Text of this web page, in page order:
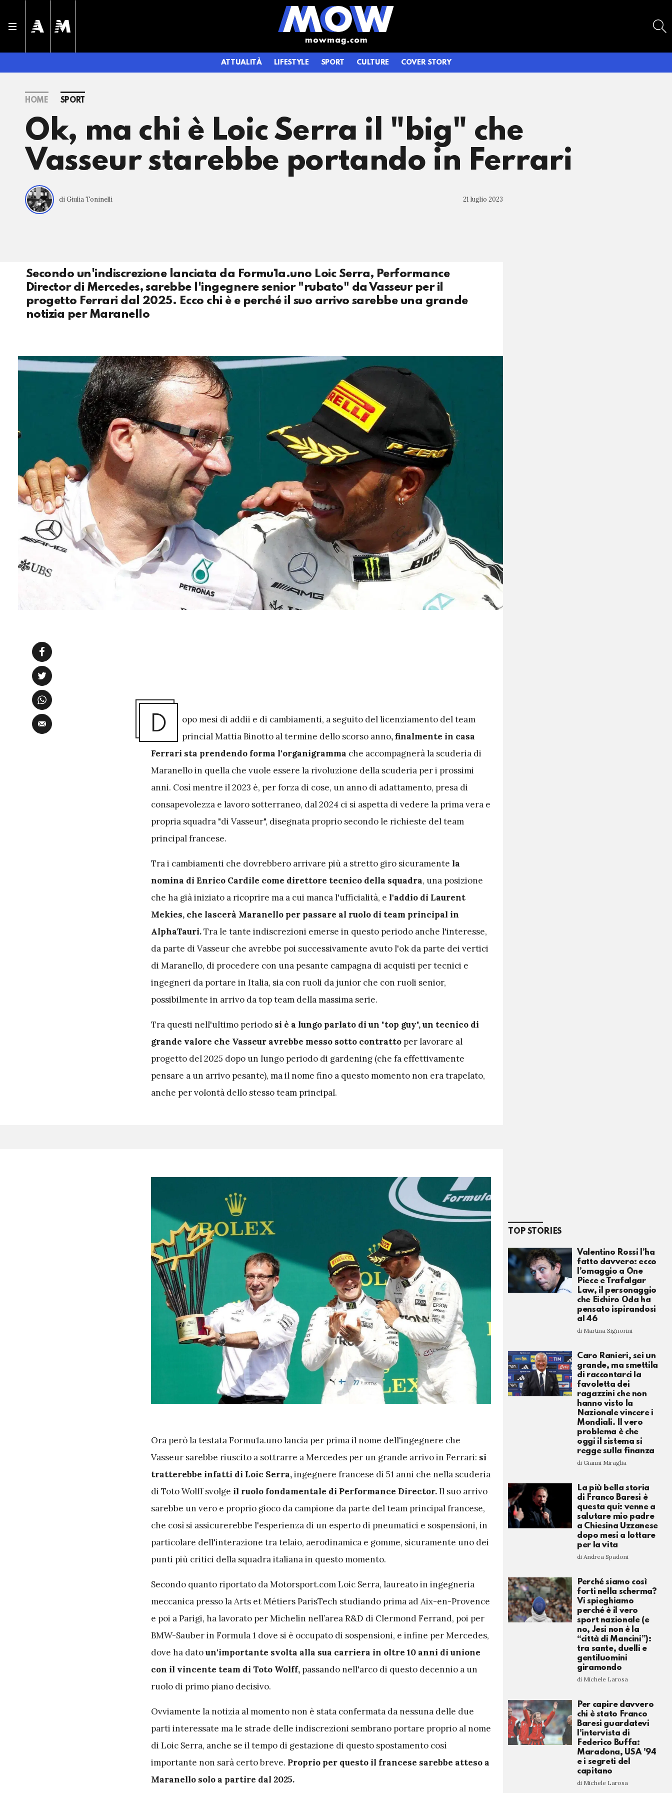
ATTUALITÀ LIFESTYLE SPORT CULTURE COVER STORY
HOME SPORT
Ok, ma chi è Loic Serra il "big" che
Vasseur starebbe portando in Ferrari
di Giulia Toninelli 21 luglio 2023
Secondo un'indiscrezione lanciata da Formu1a.uno Loic Serra, Performance
Director di Mercedes, sarebbe l'ingegnere senior "rubato" da Vasseur per il
progetto Ferrari dal 2025. Ecco chi è e perché il suo arrivo sarebbe una grande
notizia per Maranello
D
opo mesi di addii e di cambiamenti, a seguito del licenziamento del team
princial Mattia Binotto al termine dello scorso anno, finalmente in casa
Ferrari sta prendendo forma l'organigramma che accompagnerà la scuderia di
Maranello in quella che vuole essere la rivoluzione della scuderia per i prossimi
anni. Così mentre il 2023 è, per forza di cose, un anno di adattamento, presa di
consapevolezza e lavoro sotterraneo, dal 2024 ci si aspetta di vedere la prima vera e
propria squadra "di Vasseur", disegnata proprio secondo le richieste del team
principal francese.
Tra i cambiamenti che dovrebbero arrivare più a stretto giro sicuramente la
nomina di Enrico Cardile come direttore tecnico della squadra, una posizione
che ha già iniziato a ricoprire ma a cui manca l'ufficialità, e l'addio di Laurent
Mekies, che lascerà Maranello per passare al ruolo di team principal in
AlphaTauri.Tra le tante indiscrezioni emerse in questo periodo anche l'interesse,
da parte di Vasseur che avrebbe poi successivamente avuto l'ok da parte dei vertici
di Maranello, di procedere con una pesante campagna di acquisti per tecnici e
ingegneri da portare in Italia, sia con ruoli da junior che con ruoli senior,
possibilmente in arrivo da top team della massima serie.
Tra questi nell'ultimo periodo si è a lungo parlato di un "top guy", un tecnico di
grande valore che Vasseur avrebbe messo sotto contratto per lavorare al
progetto del 2025 dopo un lungo periodo di gardening (che fa effettivamente
pensare a un arrivo pesante), ma il nome fino a questo momento non era trapelato,
anche per volontà dello stesso team principal.
Ora però la testata Formu1a.uno lancia per prima il nome dell'ingegnere che
Vasseur sarebbe riuscito a sottrarre a Mercedes per un grande arrivo in Ferrari: si
tratterebbe infatti di Loic Serra,ingegnere francese di 51 anni che nella scuderia
di Toto Wolff svolge il ruolo fondamentale di Performance Director.Il suo arrivo
sarebbe un vero e proprio gioco da campione da parte del team principal francese,
che così si assicurerebbe l'esperienza di un esperto di pneumatici e sospensioni, in
particolare dell'interazione tra telaio, aerodinamica e gomme, sicuramente uno dei
punti più critici della squadra italiana in questo momento.
Secondo quanto riportato da Motorsport.com Loic Serra, laureato in ingegneria
meccanica presso la Arts et Métiers ParisTech studiando prima ad Aix-en-Provence
e poi a Parigi, ha lavorato per Michelin nell’area R&D di Clermond Ferrand, poi per
BMW-Sauber in Formula 1 dove si è occupato di sospensioni, e infine per Mercedes,
dove ha datoun'importante svolta alla sua carriera in oltre 10 anni di unione
con il vincente team di Toto Wolff, passando nell'arco di questo decennio a un
ruolo di primo piano decisivo.
Ovviamente la notizia al momento non è stata confermata da nessuna delle due
parti interessate ma le strade delle indiscrezioni sembrano portare proprio al nome
di Loic Serra, anche se il tempo di gestazione di questo spostamento così
importante non sarà certo breve. Proprio per questo il francese sarebbe atteso a
Maranello solo a partire dal 2025.
TOP STORIES
Valentino Rossi l’ha
fatto davvero: ecco
l’omaggio a One
Piece e Trafalgar
Law, il personaggio
che Eichiro Oda ha
pensato ispirandosi
al 46
di Martina Signorini
Caro Ranieri, sei un
grande, ma smettila
di raccontarci la
favoletta dei
ragazzini che non
hanno visto la
Nazionale vincere i
Mondiali. Il vero
problema è che
oggi il sistema si
regge sulla finanza
di Gianni Miraglia
La più bella storia
di Franco Baresi è
questa qui: venne a
salutare mio padre
a Chiesina Uzzanese
dopo mesi a lottare
per la vita
di Andrea Spadoni
Perché siamo così
forti nella scherma?
Vi spieghiamo
perché è il vero
sport nazionale (e
no, Jesi non è la
“città di Mancini”):
tra sante, duelli e
gentiluomini
giramondo
di Michele Larosa
Per capire davvero
chi è stato Franco
Baresi guardatevi
l'intervista di
Federico Buffa:
Maradona, USA '94
e i segreti del
capitano
di Michele Larosa